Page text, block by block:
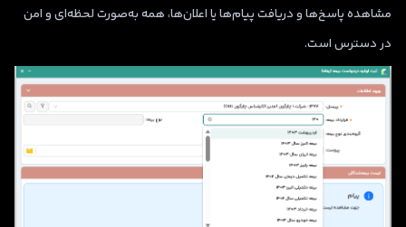
مشاهده پاسخ‌ها و دریافت پیام‌ها یا اعلان‌ها، همه به‌صورت لحظه‌ای و امن
در دسترس است.